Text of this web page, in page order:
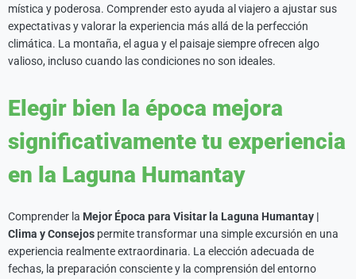
mística y poderosa. Comprender esto ayuda al viajero a ajustar sus
expectativas y valorar la experiencia más allá de la perfección
climática. La montaña, el agua y el paisaje siempre ofrecen algo
valioso, incluso cuando las condiciones no son ideales.
Elegir bien la época mejora
significativamente tu experiencia
en la Laguna Humantay
Comprender la Mejor Época para Visitar la Laguna Humantay |
Clima y Consejos permite transformar una simple excursión en una
experiencia realmente extraordinaria. La elección adecuada de
fechas, la preparación consciente y la comprensión del entorno